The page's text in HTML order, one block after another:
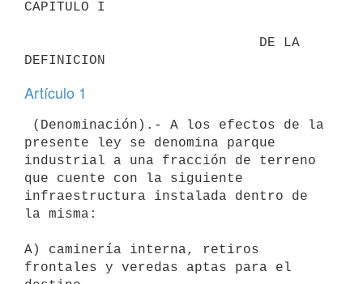
CAPITULO I
Artículo 1
presente ley se denomina parque
industrial a una fracción de terreno
que cuente con la siguiente
infraestructura instalada dentro de
la misma:
A) caminería interna, retiros
frontales y veredas aptas para el